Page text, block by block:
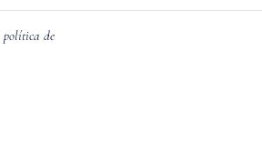
política de